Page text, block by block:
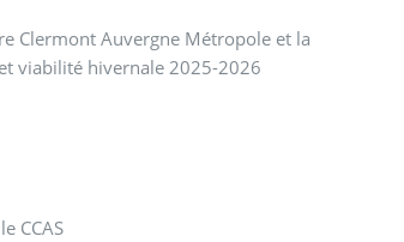
Clermont Auvergne Métropole et la
viabilité hivernale 2025-2026
CCAS